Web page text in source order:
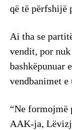
që të përfshijë
Ai tha se
vendit, por
bashkëpunuar
vendbanimet e
“Ne formojmë
AAK-ja,